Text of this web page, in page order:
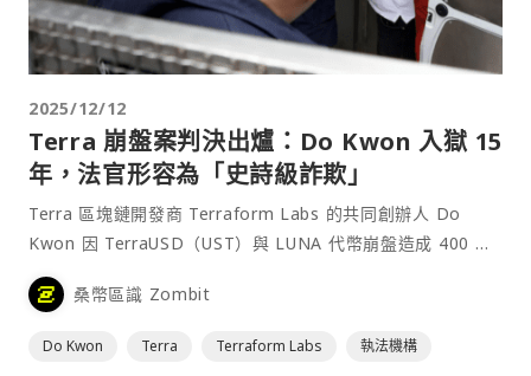
2025/12/12
Terra 崩盤案判決出爐：Do Kwon 入獄 15
年，法官形容為「史詩級詐欺」
Terra 區塊鏈開發商 Terraform Labs 的共同創辦人 Do
Kwon 因 TerraUSD（UST）與 LUNA 代幣崩盤造成 400 億
美元損失的詐欺行為，被判處 15 年徒刑，這比檢方求處的
12 年更長。⋯
桑幣區識 Zombit
Do Kwon Terra Terraform Labs 執法機構